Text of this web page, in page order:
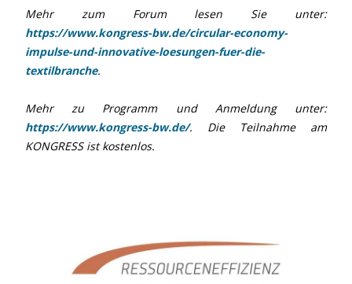
Mehr zum Forum lesen Sie unter:
https://www.kongress-bw.de/circular-economy-
impulse-und-innovative-loesungen-fuer-die-
textilbranche.
Mehr zu Programm und Anmeldung unter:
https://www.kongress-bw.de/. Die Teilnahme am
KONGRESS ist kostenlos.